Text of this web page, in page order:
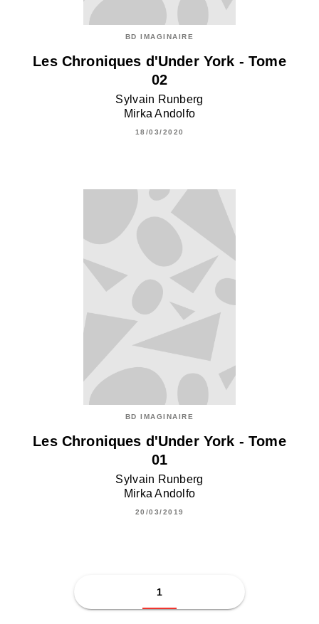
BD IMAGINAIRE
Les Chroniques d'Under York - Tome
02
Sylvain Runberg
Mirka Andolfo
18/03/2020
BD IMAGINAIRE
Les Chroniques d'Under York - Tome
01
Sylvain Runberg
Mirka Andolfo
20/03/2019
1